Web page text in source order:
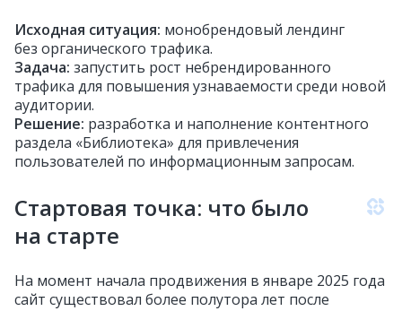
Исходная ситуация: монобрендовый лендинг
без органического трафика.
Задача: запустить рост небрендированного
трафика для повышения узнаваемости среди новой
аудитории.
Решение: разработка и наполнение контентного
раздела «Библиотека» для привлечения
пользователей по информационным запросам.
Стартовая точка: что было
на старте
На момент начала продвижения в январе 2025 года
сайт существовал более полутора лет после